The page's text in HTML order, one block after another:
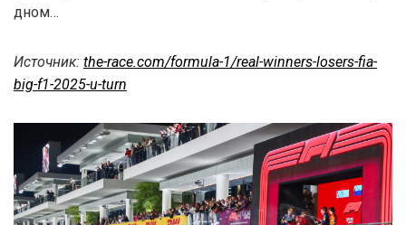
дном…
Источник: the-race.com/formula-1/real-winners-losers-fia-
big-f1-2025-u-turn